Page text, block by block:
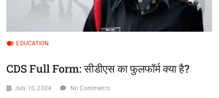
EDUCATION
CDS Full Form: सीडीएस का फुलफॉर्म क्या है?
July 10, 2024 No Comments